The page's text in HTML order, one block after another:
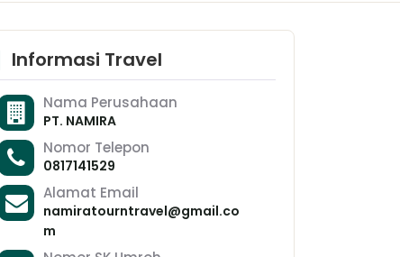
Informasi Travel
Nama Perusahaan
PT. NAMIRA
Nomor Telepon
0817141529
Alamat Email
namiratourntravel@gmail.co
m